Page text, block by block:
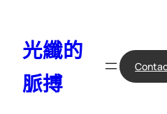
光纖的
脈搏